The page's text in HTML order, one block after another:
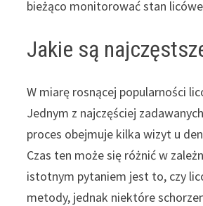
bieżąco monitorować stan
Jakie są
W miarę rosnącej popularności
Jednym z najczęściej
proces obejmuje kilka wizyt u
Czas ten może się różnić w
istotnym pytaniem jest to, czy
metody, jednak niektóre